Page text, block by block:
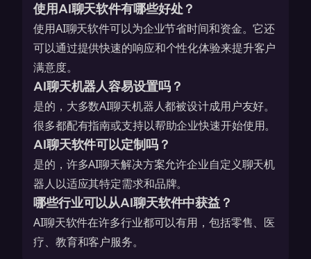
使用AI聊天软件有哪些好处？
使用AI聊天软件可以为企业节省时间和资金。它还
可以通过提供快速的响应和个性化体验来提升客户
满意度。
AI聊天机器人容易设置吗？
是的，大多数AI聊天机器人都被设计成用户友好。
很多都配有指南或支持以帮助企业快速开始使用。
AI聊天软件可以定制吗？
是的，许多AI聊天解决方案允许企业自定义聊天机
器人以适应其特定需求和品牌。
哪些行业可以从AI聊天软件中获益？
AI聊天软件在许多行业都可以有用，包括零售、医
疗、教育和客户服务。